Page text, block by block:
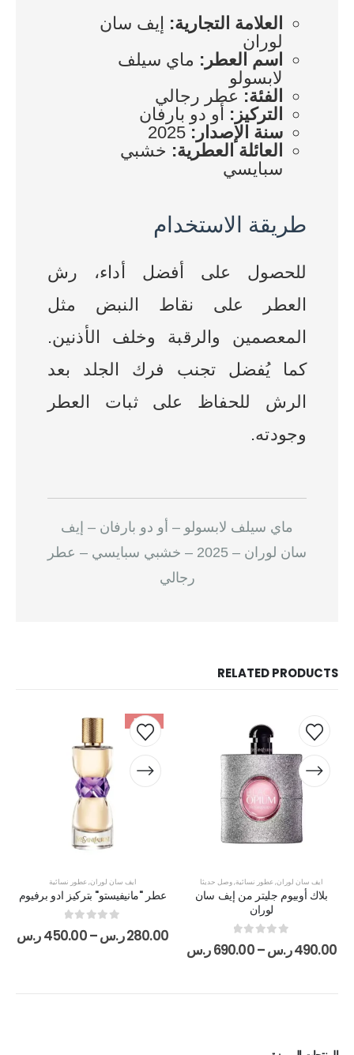
العلامة التجارية: إيف سان
لوران
اسم العطر: ماي سيلف
لابسولو
الفئة: عطر رجالي
التركيز: أو دو بارفان
سنة الإصدار:
العائلة العطرية: خشبي
سبايسي
طريقة الاستخدام
للحصول على أفضل أداء، رش
العطر على نقاط النبض مثل
المعصمين والرقبة وخلف الأذنين.
كما يُفضل تجنب فرك الجلد بعد
الرش للحفاظ على ثبات العطر
وجودته.
ماي سيلف لابسولو – أو دو بارفان – إيف
سان لوران – 2025 – خشبي سبايسي – عطر
رجالي
RELATED PRODUCTS
ايف سان لوران,عطور نسائية,وصل حديثا
بلاك أوبيوم جليتر من إيف سان
لوران
490.00ر.س–
690.00ر.س
-52%
ايف سان لوران,عطور نسائية
عطر "مانيفيستو" بتركيز ادو برفيوم
280.00ر.س–
450.00ر.س